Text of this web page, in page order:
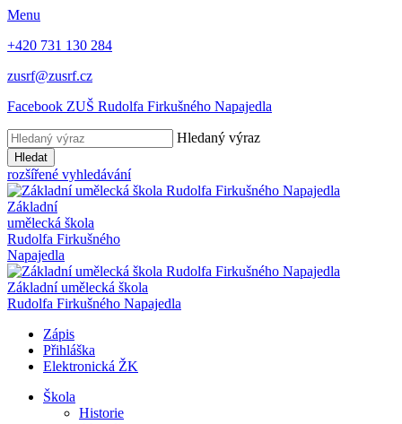
Menu
+420 731 130 284
zusrf@zusrf.cz
Facebook ZUŠ Rudolfa Firkušného Napajedla
Hledaný výraz
Hledat
rozšířené vyhledávání
Základní
umělecká škola
Rudolfa Firkušného
Napajedla
Základní umělecká škola
Rudolfa Firkušného Napajedla
Zápis
Přihláška
Elektronická ŽK
Škola
Historie